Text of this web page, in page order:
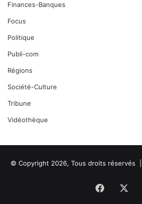
Finances-Banques
Focus
Politique
Publi-com
Régions
Société-Culture
Tribune
Vidéothèque
© Copyright 2026, Tous droits réservés |
Facebook